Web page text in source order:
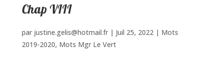
Chap VIII
par justine.gelis@hotmail.fr| Juil 25, 2022| Mots
2019-2020, Mots Mgr Le Vert